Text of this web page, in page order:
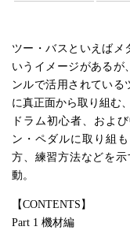
ツー・バスといえばメ
いうイメージがあるが
ンルで活用されてい
に真正面から取り組む
ドラム初心者、およ
ン・ペダルに取り組
方、練習方法などを
動。
【CONTENTS】
Part 1 機材編